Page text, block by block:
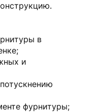
в
и
фурнитуры;